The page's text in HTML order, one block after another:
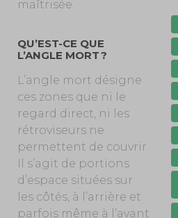
maîtrisée.
QU’EST-CE QUE
L’ANGLE MORT ?
L’angle mort désigne
ces zones que ni le
regard direct, ni les
rétroviseurs ne
permettent de couvrir.
Il s’agit de portions
d’espace situées sur
les côtés, à l’arrière et
parfois même à l’avant